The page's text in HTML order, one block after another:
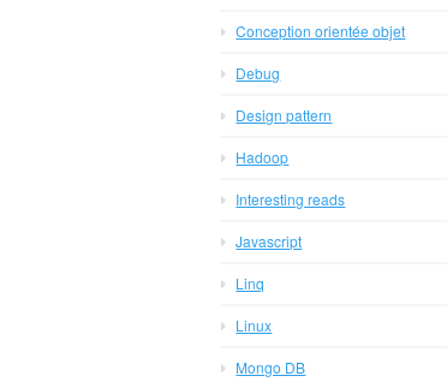
Conception orientée objet
Debug
Design pattern
Hadoop
Interesting reads
Javascript
Linq
Linux
Mongo DB